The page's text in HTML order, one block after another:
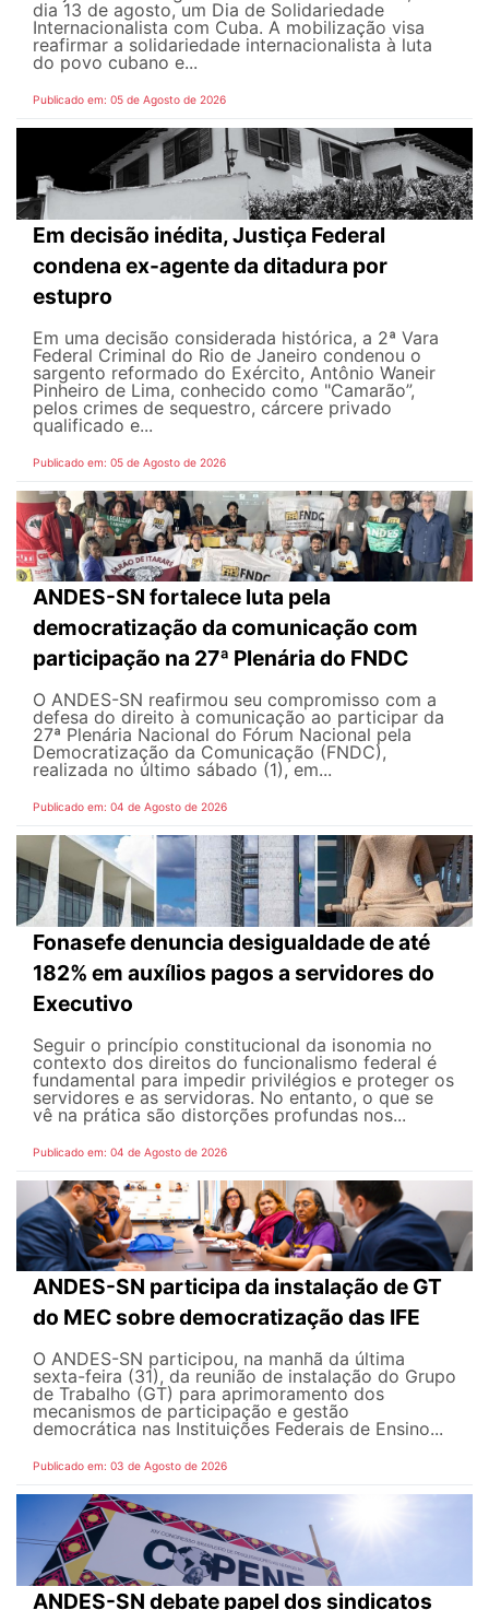
dia 13 de agosto, um Dia de Solidariedade
Internacionalista com Cuba. A mobilização visa
reafirmar a solidariedade internacionalista à luta
do povo cubano e...
Publicado em: 05 de Agosto de 2026
Em decisão inédita, Justiça Federal
condena ex-agente da ditadura por
estupro
Em uma decisão considerada histórica, a 2ª Vara
Federal Criminal do Rio de Janeiro condenou o
sargento reformado do Exército, Antônio Waneir
Pinheiro de Lima, conhecido como "Camarão”,
pelos crimes de sequestro, cárcere privado
qualificado e...
Publicado em: 05 de Agosto de 2026
ANDES-SN fortalece luta pela
democratização da comunicação com
participação na 27ª Plenária do FNDC
O ANDES-SN reafirmou seu compromisso com a
defesa do direito à comunicação ao participar da
27ª Plenária Nacional do Fórum Nacional pela
Democratização da Comunicação (FNDC),
realizada no último sábado (1), em...
Publicado em: 04 de Agosto de 2026
Fonasefe denuncia desigualdade de até
182% em auxílios pagos a servidores do
Executivo
Seguir o princípio constitucional da isonomia no
contexto dos direitos do funcionalismo federal é
fundamental para impedir privilégios e proteger os
servidores e as servidoras. No entanto, o que se
vê na prática são distorções profundas nos...
Publicado em: 04 de Agosto de 2026
ANDES-SN participa da instalação de GT
do MEC sobre democratização das IFE
O ANDES-SN participou, na manhã da última
sexta-feira (31), da reunião de instalação do Grupo
de Trabalho (GT) para aprimoramento dos
mecanismos de participação e gestão
democrática nas Instituições Federais de Ensino...
Publicado em: 03 de Agosto de 2026
ANDES-SN debate papel dos sindicatos